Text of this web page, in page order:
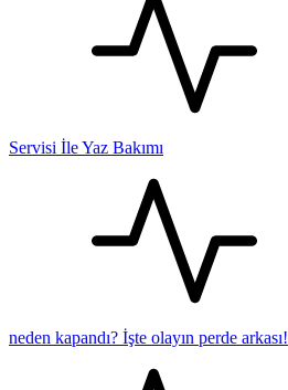
Servisi İle Yaz Bakımı
neden kapandı? İşte olayın perde arkası!